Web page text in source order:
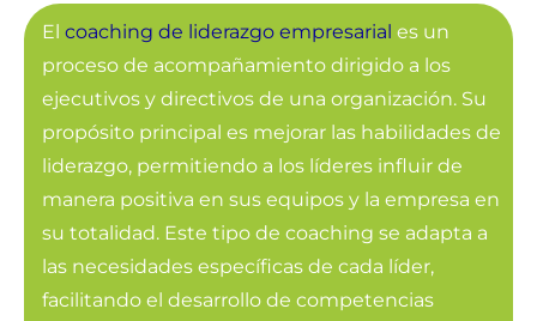
El coaching de liderazgo empresarial es un
proceso de acompañamiento dirigido a los
ejecutivos y directivos de una organización. Su
propósito principal es mejorar las habilidades de
liderazgo, permitiendo a los líderes influir de
manera positiva en sus equipos y la empresa en
su totalidad. Este tipo de coaching se adapta a
las necesidades específicas de cada líder,
facilitando el desarrollo de competencias